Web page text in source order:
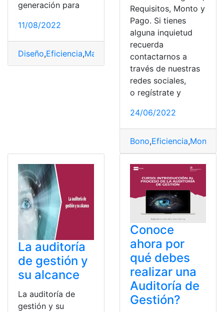
generación para
11/08/2022
Diseño,Eficiencia,Marca Modelo,Toyota
Requisitos, Monto y
Pago. Si tienes
alguna inquietud
recuerda
contactarnos a
través de nuestras
redes sociales,
o regístrate y
24/06/2022
Bono,Eficiencia,Monto
La auditoría
de gestión y
su alcance
La auditoría de
gestión y su
Conoce
ahora por
qué debes
realizar una
Auditoría de
Gestión?